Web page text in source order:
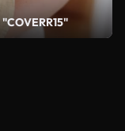
"COVERR15"